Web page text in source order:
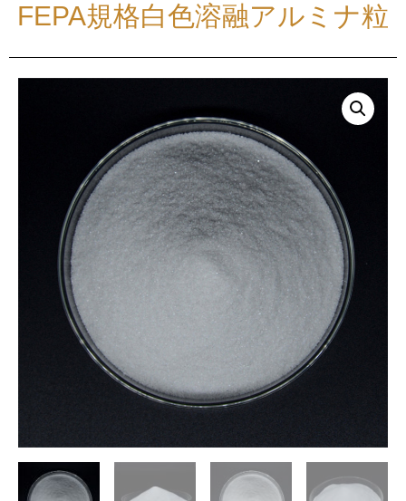
FEPA規格白色溶融アルミナ粒